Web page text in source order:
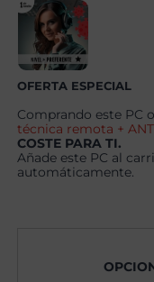
5080
+
Windows
11
Pro
cantidad
OFERTA ESPECIAL
Comprando este PC
técnica remota +
COSTE PARA TI.
Añade este PC al
automáticamente.